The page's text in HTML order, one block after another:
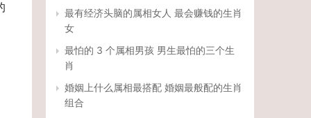
最有经济头脑的属相女人 最会赚钱的生肖
女
最怕的 3 个属相男孩 男生最怕的三个生
肖
婚姻上什么属相最搭配 婚姻最般配的生肖
组合